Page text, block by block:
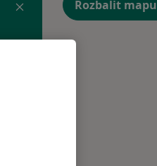
Rozbalit mapu